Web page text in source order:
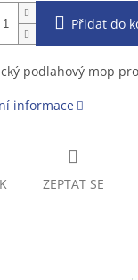
Přidat do
podlahový mop
informace
ZEPTAT SE